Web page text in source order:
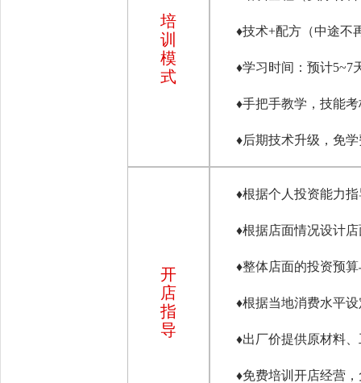
培
训
模
式
♦技术+配方（中途不
♦学习时间：预计5~7
♦手把手教学，技能
♦后期技术升级，免
开
店
指
导
♦根据个人投资能力
♦根据店面情况设计
♦整体店面的投资预
♦根据当地消费水平
♦出厂价提供原材料
♦免费培训开店经营